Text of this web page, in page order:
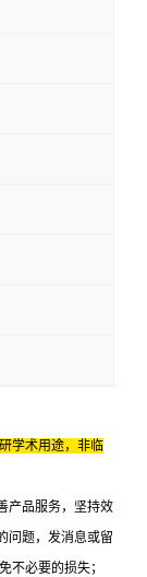
学术用途，非临
产品服务，坚持效
问题，发消息或留
不必要的损失；